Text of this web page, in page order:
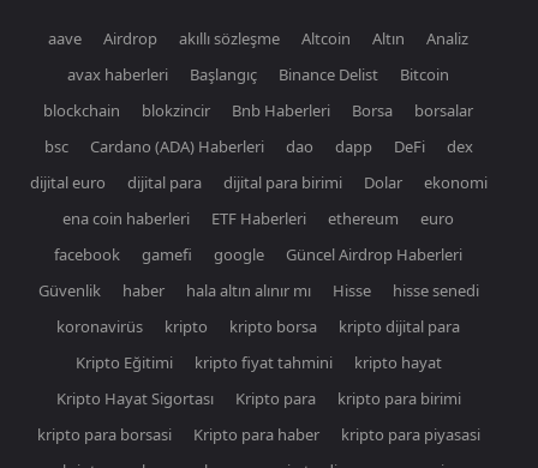
aave Airdrop akıllı sözleşme Altcoin Altın
Analiz
avax haberleri
Başlangıç Binance Delist
Bitcoin
blockchain
blokzincir Bnb Haberleri Borsa
borsalar
bsc
Cardano (ADA) Haberleri dao dapp DeFi
dex
dijital euro
dijital para dijital para birimi Dolar
ekonomi
ena coin haberleri
ETF Haberleri ethereum
euro
facebook
gamefi google
Güncel Airdrop Haberleri
Güvenlik
haber hala altın alınır mı Hisse
hisse senedi
koronavirüs
kripto kripto borsa
kripto dijital para
Kripto Eğitimi
kripto fiyat tahmini
kripto hayat
Kripto Hayat Sigortası
Kripto para
kripto para birimi
kripto para borsasi
Kripto para haber
kripto para piyasasi